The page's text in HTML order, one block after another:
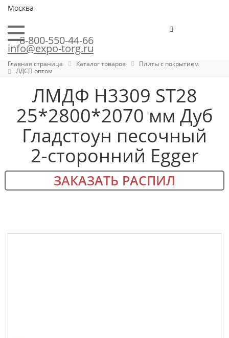
Москва
8-800-550-44-66
info@expo-torg.ru
Главная страница Каталог товаров
Плиты с покрытием
ЛДСП оптом
ЛМДФ H3309 ST28
25*2800*2070 мм Дуб
Гладстоун песочный
2-сторонний Egger
ЗАКАЗАТЬ РАСПИЛ